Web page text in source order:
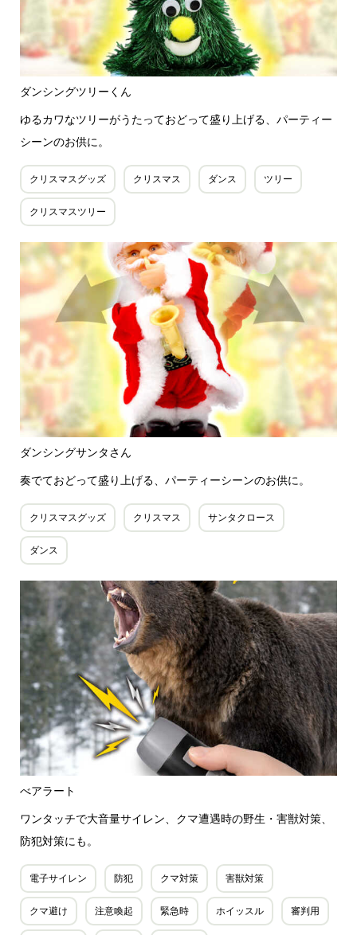
ダンシングツリーくん
ゆるカワなツリーがうたっておどって盛り上げる、パーティー
シーンのお供に。
クリスマスグッズ クリスマス ダンス ツリー
クリスマスツリー
ダンシングサンタさん
奏でておどって盛り上げる、パーティーシーンのお供に。
クリスマスグッズ クリスマス サンタクロース
ダンス
べアラート
ワンタッチで大音量サイレン、クマ遭遇時の野生・害獣対策、
防犯対策にも。
電子サイレン 防犯 クマ対策 害獣対策
クマ避け 注意喚起 緊急時 ホイッスル 審判用